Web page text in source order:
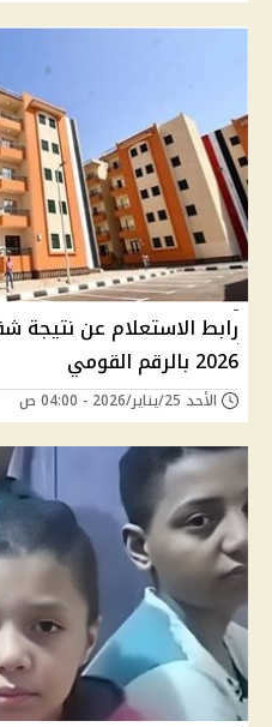
رابط الاستعلام عن نتيجة
2026 بالرقم القومي
الأحد 25/يناير/2026 - 04:00 ص